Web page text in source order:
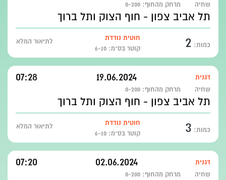
שחיה מרחק מהחוף: 0-200
תל אביב צפון - חוף הצוק ותל ברוך
כמות: 2
חוטית נודדת
קוטר בס״מ: 6-10
לתיאור המלא
דגנית 19.06.2024
07:28
שחיה מרחק מהחוף: 0-200
תל אביב צפון - חוף הצוק ותל ברוך
כמות: 3
חוטית נודדת
קוטר בס״מ: 6-10
לתיאור המלא
דגנית 02.06.2024
07:20
שחיה מרחק מהחוף: 0-200